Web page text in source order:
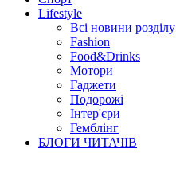
Lifestyle
Всі новини розділу
Fashion
Food&Drinks
Мотори
Гаджети
Подорожі
Інтер'єри
Гемблінг
БЛОГИ ЧИТАЧІВ